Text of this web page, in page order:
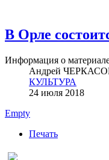
В Орле
Информация о
Андрей
КУЛЬТУРА
24 июля 2018
Empty
Печать